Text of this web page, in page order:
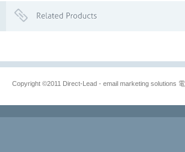
Copyright ©2011 Direct-Lead - email marketing solutions